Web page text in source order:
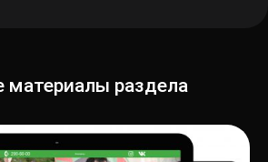
материалы раздела